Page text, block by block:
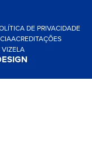
DE PRIVACIDADE
ACREDITAÇÕES
VIZELA